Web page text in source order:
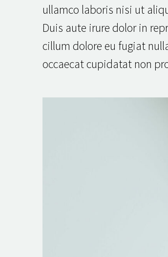
ullamco laboris nisi ut
Duis aute irure dolor in
cillum dolore eu fugiat
occaecat cupidatat non